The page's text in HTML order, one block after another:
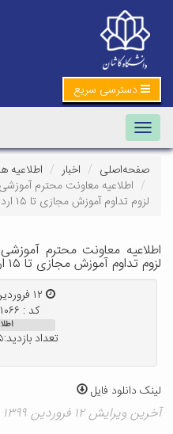
دسترسی سریع
Toggle navigation
صفحه‌اصلی اخبار
اطلاعیه ها
اطلاعیه معاونت محترم
لزوم تداوم آموزش مجازی تا ۱۵ اردیبهشت ماه
اطلاعیه معاونت محترم
لزوم تداوم آموزش مجازی تا ۱۵ اردیبهشت ماه
کد : ۱۱۰۶۶
تعداد بازدید:۵۷۹۵
لینک دانلود فایل
آخرین ویرایش ۱۲ فروردین ۱۳۹۹